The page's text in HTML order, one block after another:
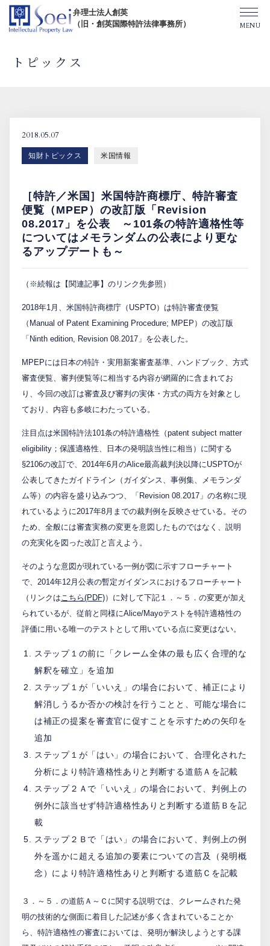
弁理士法人創英
（旧・創英国際特許法律事務所）
弁理士紹介
TOPICS/出版物/セミナー
SHIP（米国直接出願）
PCTnavi
Blog
創英設樂法律事務所
日本語 English
お客様専用サイト
トピックス
2018.05.07
知財トピックス 米国情報
［特許／米国］米国特許商標庁、特許審査
便覧（MPEP）の改訂版「Revision
08.2017」を公表 ～101条の特許適格性等
についてはメモランダムの公表により更な
るアップデートも～
（※続報は【関連記事】のリンク先参照）
2018年1月、米国特許商標庁（USPTO）は特許審査便覧
（Manual of Patent Examining Procedure; MPEP）の改訂版
「Ninth edition, Revision 08.2017」を公表した。
MPEPには日本の特許・実用新案審査基準、ハンドブック、方式
審査便覧、審判便覧等に相当する内容が網羅的に含まれてお
り、今回の改訂は審査及び審判の実体・方式の両方を対象とし
ており、内容も多岐にわたっている。
注目点は米国特許法101条の特許適格性（patent subject matter
eligibility；保護適格性、日本の発明該当性に相当）に関する
§2106の改訂で、2014年6月のAlice最高裁判決以降にUSPTOが
公表してきたガイドライン（ガイダンス、事例集、メモランダ
ム等）の内容を盛り込みつつ、「Revision 08.2017」の名称に現
れているように2017年8月までの裁判例を反映させている。その
ため、全般には審査実務の変更を意図したものではなく、説明
の充実化を図った改訂と言えよう。
そのような意図が現れている一例が図に示すフローチャート
で、2014年12月公表の暫定ガイダンスにおけるフローチャート
（リンクはこちら(PDF)）に対して下記１．～５．の変更が加え
られているが、従前と同様にAlice/Mayoテストを特許適格性の
評価に用いる唯一のテストとして用いている点に変更はない。
ステップ１の前に「クレーム全体の最も広く合理的な
解釈を確立」を追加
ステップ１が「いいえ」の場合において、補正により
解消しうるか否かの検討を行うことと、可能な場合に
は補正の提案を審査官に促すことを示すための矢印を
追加
ステップ１が「はい」の場合において、合理化された
分析により特許適格性ありと判断する道筋Ａを記載
ステップ２Ａで「いいえ」の場合において、判例上の
例外に該当せず特許適格性ありと判断する道筋Ｂを記
載
ステップ２Ｂで「はい」の場合において、判例上の例
外を遥かに超える追加の要素についての言及（発明概
念）により特許適格性ありと判断する道筋Ｃを記載
３．～５．の道筋Ａ～Ｃに関する説明では、クレームされた発
明の技術的な側面に着目した記述が多く含まれていることか
ら、特許適格性の審査においては、発明が解決しようとする課